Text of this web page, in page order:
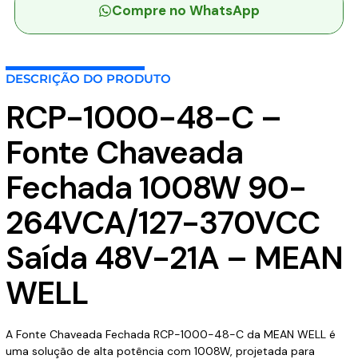
90-
Saída
21A
-
MEAN
WELL
quantidade
Compre no WhatsApp
DESCRIÇÃO DO PRODUTO
RCP-1000-48-C –
Fonte Chaveada
Fechada 1008W 90-
264VCA/127-370VCC
Saída 48V-21A – MEAN
WELL
A Fonte Chaveada Fechada RCP-1000-48-C da MEAN WELL é
uma solução de alta potência com 1008W, projetada para